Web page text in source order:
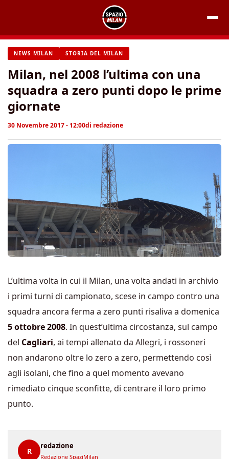
contenuto
NEWS MILAN STORIA DEL MILAN
Milan, nel 2008 l’ultima con una
squadra a zero punti dopo le prime
giornate
30 Novembre 2017 - 12:00di redazione
L’ultima volta in cui il Milan, una volta andati in archivio
i primi turni di campionato, scese in campo contro una
squadra ancora ferma a zero punti risaliva a domenica
5 ottobre 2008. In quest’ultima circostanza, sul campo
del Cagliari, ai tempi allenato da Allegri, i rossoneri
non andarono oltre lo zero a zero, permettendo così
agli isolani, che fino a quel momento avevano
rimediato cinque sconfitte, di centrare il loro primo
punto.
R
redazione
Redazione SpaziMilan